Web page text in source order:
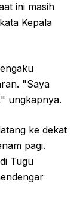
ini masih
Kepala
"Saya
ungkapnya.
ke dekat
pagi.
Tugu